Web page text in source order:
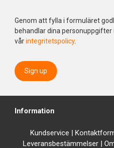
Genom att fylla i formuläret
behandlar dina personuppgifter
vårintegritetspolicy.
Sign up
Information
Kundservice |
Leveransbestämmelser |